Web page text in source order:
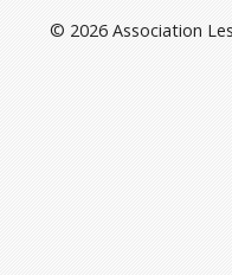
© 2026 Association